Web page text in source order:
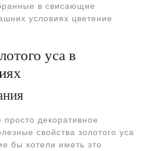
в свисающие
условиях цветение
уса в
декоративное
свойства золотого уса
бы хотели иметь это